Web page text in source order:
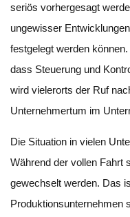
seriös vorhergesagt
ungewisser
festgelegt werden
dass Steuerung und
wird vielerorts der Ruf
Unternehmertum im
Die Situation in vielen
Während der vollen Fahrt
gewechselt werden. Das
Produktionsunternehmen